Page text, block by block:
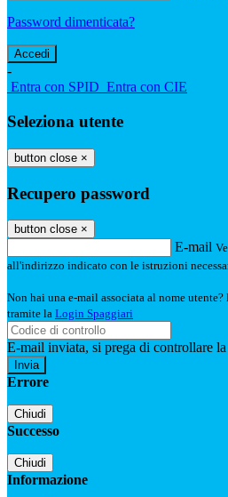
Password dimenticata?
-
Entra con SPID Entra con CIE
Seleziona utente
button close ×
Recupero password
button close ×
E-mail
all'indirizzo indicato con le istruzioni
Non hai una e-mail associata al nome
tramite la Login Spaggiari
E-mail inviata, si prega di controllare
Errore
Chiudi
Successo
Chiudi
Informazione